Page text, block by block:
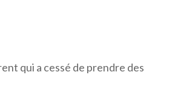
qui a cessé de prendre des